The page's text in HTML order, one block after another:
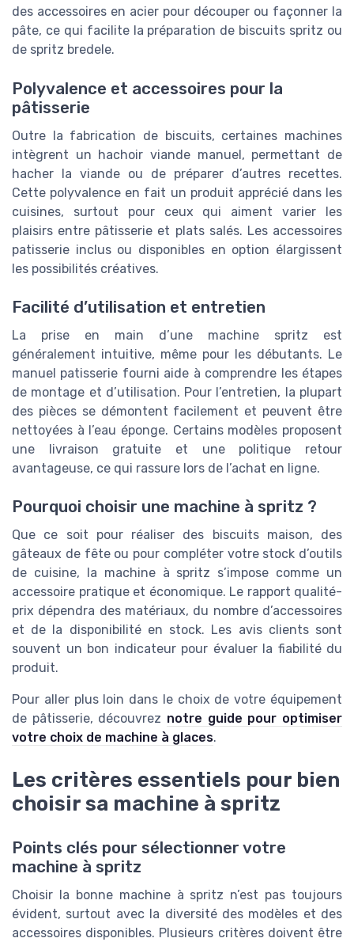
des accessoires en acier pour découper ou façonner la
pâte, ce qui facilite la préparation de biscuits spritz ou
de spritz bredele.
Polyvalence et accessoires pour la
pâtisserie
Outre la fabrication de biscuits, certaines machines
intègrent un hachoir viande manuel, permettant de
hacher la viande ou de préparer d’autres recettes.
Cette polyvalence en fait un produit apprécié dans les
cuisines, surtout pour ceux qui aiment varier les
plaisirs entre pâtisserie et plats salés. Les accessoires
patisserie inclus ou disponibles en option élargissent
les possibilités créatives.
Facilité d’utilisation et entretien
La prise en main d’une machine spritz est
généralement intuitive, même pour les débutants. Le
manuel patisserie fourni aide à comprendre les étapes
de montage et d’utilisation. Pour l’entretien, la plupart
des pièces se démontent facilement et peuvent être
nettoyées à l’eau éponge. Certains modèles proposent
une livraison gratuite et une politique retour
avantageuse, ce qui rassure lors de l’achat en ligne.
Pourquoi choisir une machine à spritz ?
Que ce soit pour réaliser des biscuits maison, des
gâteaux de fête ou pour compléter votre stock d’outils
de cuisine, la machine à spritz s’impose comme un
accessoire pratique et économique. Le rapport qualité-
prix dépendra des matériaux, du nombre d’accessoires
et de la disponibilité en stock. Les avis clients sont
souvent un bon indicateur pour évaluer la fiabilité du
produit.
Pour aller plus loin dans le choix de votre équipement
de pâtisserie, découvrez notre guide pour optimiser
votre choix de machine à glaces.
Les critères essentiels pour bien
choisir sa machine à spritz
Points clés pour sélectionner votre
machine à spritz
Choisir la bonne machine à spritz n’est pas toujours
évident, surtout avec la diversité des modèles et des
accessoires disponibles. Plusieurs critères doivent être